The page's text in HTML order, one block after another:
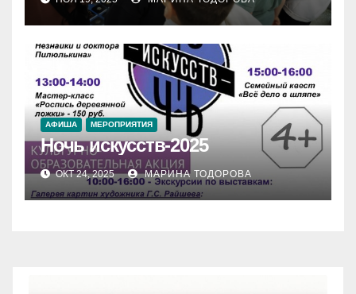
АФИША МЕРОПРИЯТИЯ
Ночь искусств-2025
ОКТ 24, 2025 МАРИНА ТОДОРОВА